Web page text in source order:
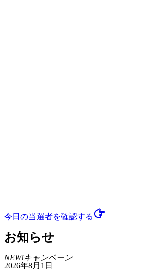
今日の当選者を確認する
お知らせ
NEW!キャンペーン
2026年8月1日